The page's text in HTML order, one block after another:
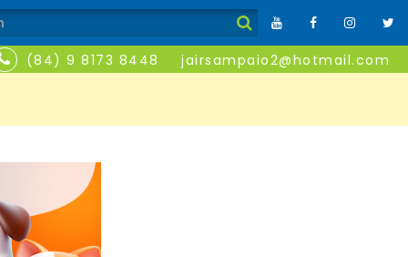
(84) 9 8173 8448 jairsampaio2@hotmail.com